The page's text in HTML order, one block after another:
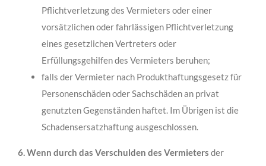
Pflichtverletzung des Vermieters oder einer
vorsätzlichen oder fahrlässigen Pflichtverletzung
eines gesetzlichen Vertreters oder
Erfüllungsgehilfen des Vermieters beruhen;
falls der Vermieter nach Produkthaftungsgesetz für
Personenschäden oder Sachschäden an privat
genutzten Gegenständen haftet. Im Übrigen ist die
Schadensersatzhaftung ausgeschlossen.
6. Wenn durch das Verschulden des Vermieters der